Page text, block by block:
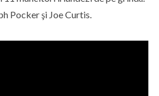
Pocker şi Joe Curtis.